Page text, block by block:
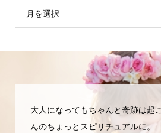
月を選択
大人になってもちゃんと奇跡は起
んのちょっとスピリチュアルに。